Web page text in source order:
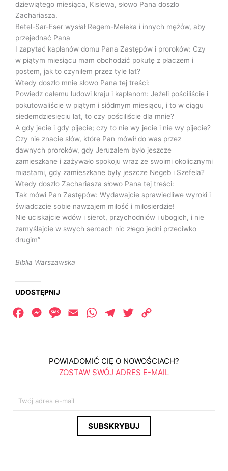
dziewiątego miesiąca, Kislewa, słowo Pana doszło
Zachariasza.
Betel-Sar-Eser wysłał Regem-Meleka i innych mężów, aby
przejednać Pana
I zapytać kapłanów domu Pana Zastępów i proroków: Czy
w piątym miesiącu mam obchodzić pokutę z płaczem i
postem, jak to czyniłem przez tyle lat?
Wtedy doszło mnie słowo Pana tej treści:
Powiedz całemu ludowi kraju i kapłanom: Jeżeli pościliście i
pokutowaliście w piątym i siódmym miesiącu, i to w ciągu
siedemdziesięciu lat, to czy pościliście dla mnie?
A gdy jecie i gdy pijecie; czy to nie wy jecie i nie wy pijecie?
Czy nie znacie słów, które Pan mówił do was przez
dawnych proroków, gdy Jeruzalem było jeszcze
zamieszkane i zażywało spokoju wraz ze swoimi okolicznymi
miastami, gdy zamieszkane były jeszcze Negeb i Szefela?
Wtedy doszło Zachariasza słowo Pana tej treści:
Tak mówi Pan Zastępów: Wydawajcie sprawiedliwe wyroki i
świadczcie sobie nawzajem miłość i miłosierdzie!
Nie uciskajcie wdów i sierot, przychodniów i ubogich, i nie
zamyślajcie w swych sercach nic złego jedni przeciwko
drugim”
Biblia Warszawska
UDOSTĘPNIJ
FacebookMessengerMessage
Email WhatsAppTelegram
Twitter
POWIADOMIĆ CIĘ O NOWOŚCIACH?
ZOSTAW SWÓJ ADRES E-MAIL
SUBSKRYBUJ